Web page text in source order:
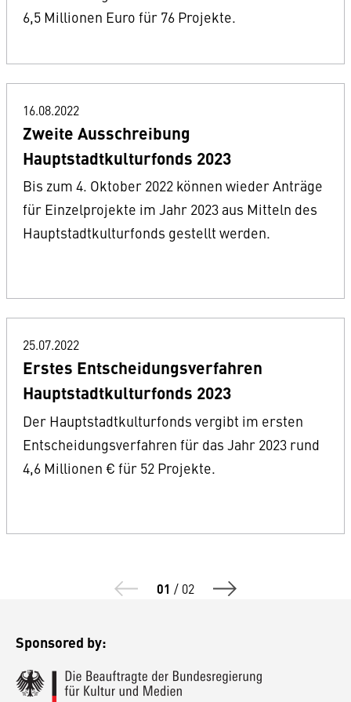
6,5 Millionen Euro für 76 Projekte.
16.08.2022
Zweite Ausschreibung
Hauptstadtkulturfonds 2023
Bis zum 4. Oktober 2022 können wieder Anträge
für Einzelprojekte im Jahr 2023 aus Mitteln des
Hauptstadtkulturfonds gestellt werden.
25.07.2022
Erstes Entscheidungsverfahren
Hauptstadtkulturfonds 2023
Der Hauptstadtkulturfonds vergibt im ersten
Entscheidungsverfahren für das Jahr 2023 rund
4,6 Millionen € für 52 Projekte.
01 / 02
Sponsored by: